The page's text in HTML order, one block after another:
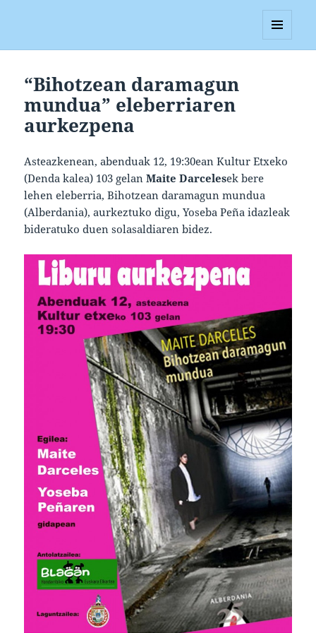
“Bihotzean daramagun
mundua” eleberriaren
aurkezpena
Asteazkenean, abenduak 12, 19:30ean Kultur Etxeko
(Denda kalea) 103 gelanMaite Darcelesek bere
lehen eleberria, Bihotzean daramagun mundua
(Alberdania), aurkeztuko digu, Yoseba Peña idazleak
bideratuko duen solasaldiaren bidez.